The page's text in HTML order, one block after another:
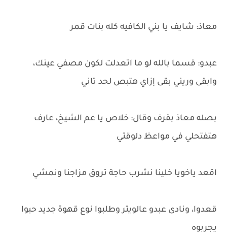
معاذ: شايف يا بني الكافيه كله بنات قمر
عبدو: قسما بالله لو ما اتعدلت لكون مصفي عينك،
وابقى وريني بقى إزاي هتبص لحد تاني
بصله معاذ بقرف وقال: خلاص يا عم الشيخ، عارف
هتفتحلي في مواعظ دلوقتي
اقعد ياخويا خلينا نشرب حاجة تروق مزاجنا ونمشي
قعدوا، ونادى عبدو عالويتر وطلبوا نوع قهوة جديد حبوا
يجربوه